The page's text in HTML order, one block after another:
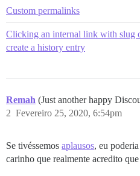
Custom permalinks
Clicking an internal link with slug
create a history entry
Remah (Just another happy
Fevereiro 25, 2020, 6:54pm
2
Se tivéssemos aplausos, eu
carinho que realmente acredito